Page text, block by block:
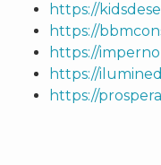
https://
https://
https://
https://
https://